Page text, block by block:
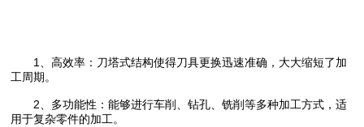
1、高效率：刀塔式结构使得刀具更换迅速准确，大大缩短了加
工周期。
2、多功能性：能够进行车削、钻孔、铣削等多种加工方式，适
用于复杂零件的加工。